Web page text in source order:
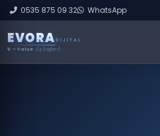
0535 875 09 32 WhatsApp
EVORA DIJITAL
V — Value (İş Değeri)